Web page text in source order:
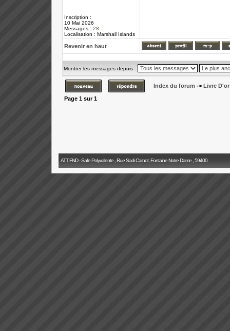
Inscription :
10 Mai 2026
Messages : 28
Localisation : Marshall Islands
Revenir en haut
Montrer les messages depuis :
Index du forum -> Livre D'or
Page 1 sur1
ATT FND - Salle Polyvalente , Rue Sadi Carnot, Fontaine Notre Dame , 59400